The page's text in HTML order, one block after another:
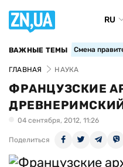
RU
ВАЖНЫЕ ТЕМЫ Смена
ГЛАВНАЯ НАУКА
ФРАНЦУЗСКИЕ
04 сентября, 2012, 11:26
Поделиться